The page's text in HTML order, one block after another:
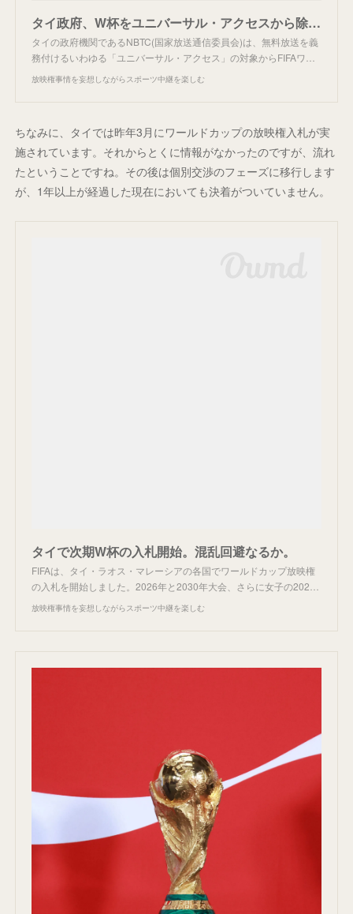
タイ政府、W杯をユニバーサル・アクセスから除外。
タイの政府機関であるNBTC(国家放送通信委員会)は、無料放送を義
務付けるいわゆる「ユニバーサル・アクセス」の対象からFIFAワ…
放映権事情を妄想しながらスポーツ中継を楽しむ
ちなみに、タイでは昨年3月にワールドカップの放映権入札が実
施されています。それからとくに情報がなかったのですが、流れ
たということですね。その後は個別交渉のフェーズに移行します
が、1年以上が経過した現在においても決着がついていません。
タイで次期W杯の入札開始。混乱回避なるか。
FIFAは、タイ・ラオス・マレーシアの各国でワールドカップ放映権
の入札を開始しました。2026年と2030年大会、さらに女子の202…
放映権事情を妄想しながらスポーツ中継を楽しむ